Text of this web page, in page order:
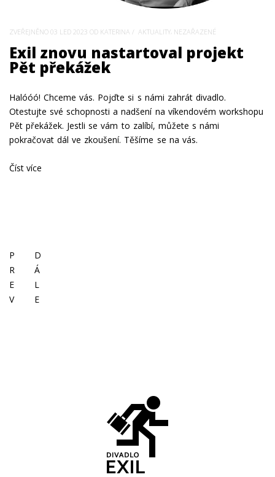
ZVEŘEJNĚNO 03 LED 2023 OD KATERINA AKTUALITY NEZAŘAZENÉ
Exil znovu nastartoval projekt
Pět překážek
Halóóó! Chceme vás. Pojďte si s námi zahrát divadlo.
Otestujte své schopnosti a nadšení na víkendovém workshopu
Pět překážek. Jestli se vám to zalíbí, můžete s námi
pokračovat dál ve zkoušení. Těšíme se na vás.
Číst více
P
R
E
V
D
Á
L
E